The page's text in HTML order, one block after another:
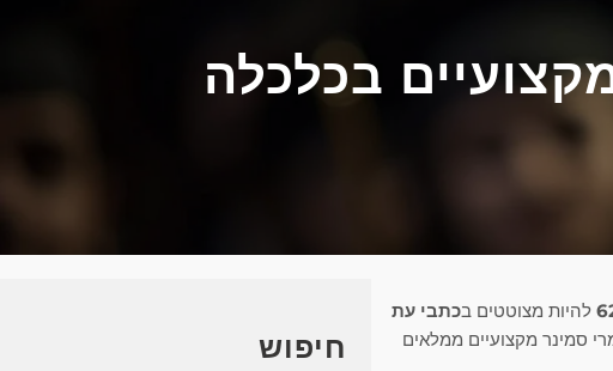
מקצועיים בכלכלה
להיות מצוטטים בכתבי עת
סמינר מקצועיים ממלאים
חיפוש